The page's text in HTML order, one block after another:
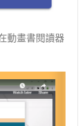
動畫書閱讀器